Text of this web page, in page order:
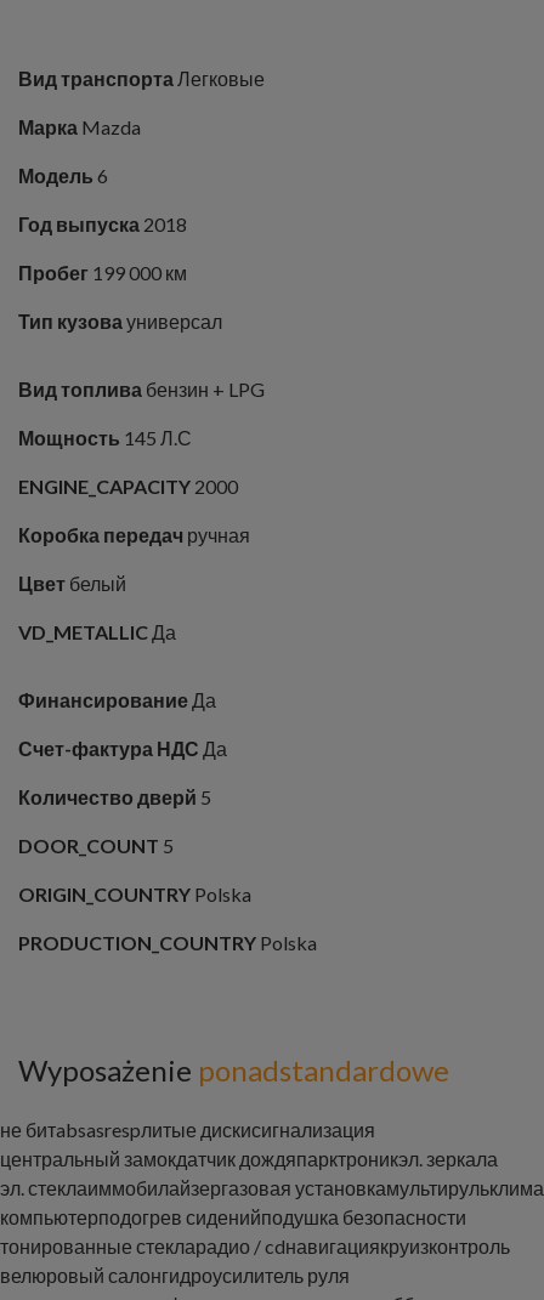
Вид транспорта Легковые
Марка Mazda
Модель 6
Год выпуска 2018
Пробег 199 000 км
Тип кузовауниверсал
Вид топлива бензин + LPG
Мощность 145 Л.С
ENGINE_CAPACITY 2000
Коробка передач ручная
Цвет белый
VD_METALLIC Да
Финансирование Да
Счет-фактура НДС Да
Количество дверй 5
DOOR_COUNT 5
ORIGIN_COUNTRY Polska
PRODUCTION_COUNTRY Polska
Wyposażenie ponadstandardowe
не битabsasrespлитые дискисигнализация
центральный замокдатчик дождяпарктроникэл. зеркала
эл. стеклаиммобилайзергазовая установкамультирульклима
компьютерподогрев сиденийподушка безопасности
тонированные стекларадио / cdнавигациякруизконтроль
велюровый салонгидроусилитель руля